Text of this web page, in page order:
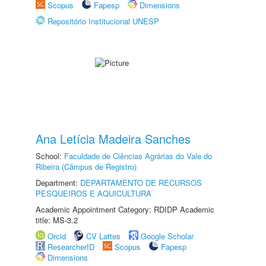
Scopus Fapesp
Dimensions
Repositório Institucional UNESP
Ana Letícia Madeira Sanches
School: Faculdade de Ciências Agrárias do Vale do
Ribeira (Câmpus de Registro)
Department: DEPARTAMENTO DE RECURSOS
PESQUEIROS E AQUICULTURA
Academic Appointment Category: RDIDP Academic
title: MS-3.2
Orcid
CV Lattes
Google Scholar
ResearcherID
Scopus
Fapesp
Dimensions